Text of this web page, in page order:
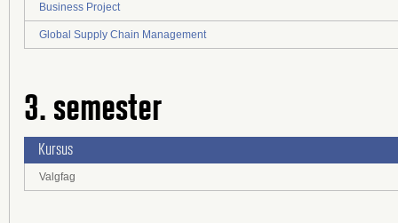
Business Project
Global Supply Chain Management
3. semester
Kursus
Valgfag